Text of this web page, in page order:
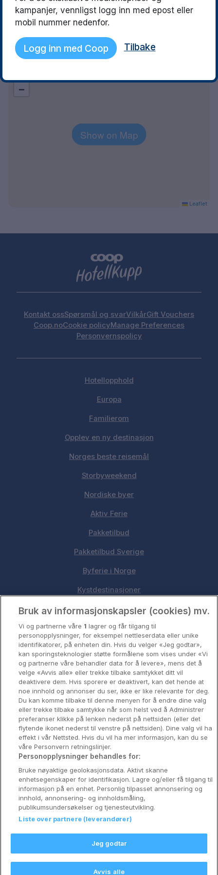
fans rum så efter
bekräftelse på
Explore the area
Show on Map
−
Leaflet
kampanjer, vennligst logg inn med epost eller
mobil nummer nedenfor.
Logg inn med Coop Tilbake
Kontakt ossSpørsmål og svarVilkårGift Vouchers
Coop.noCookie policyManage Preferences
Personvernspolicy
Hotellopphold
Europa
Familierom
Opplev en ny destinasjon
Norges beste reisemål
Storbyweekend
Nordiske byer
Aktiv Ferie
Pakketilbud
Pakketilbud Sverige
Byferie i Norge
Kystdestinasjoner
Oslo
Stavanger
Bergen
Utforsk Norden
Om Coop HotellKupp
Konkurranse
Koselig avbrekk
Velvære i var
Premiumhotell
Venninnetur
Reservasjonsspørsmål:
Hotellsupport:scandinavian@digibreaks.com
Bruk av informasjonskapsler (cookies) mv.
Vi og partnerne våre 1 lagrer og får tilgang til
personopplysninger, for eksempel nettleserdata eller unike
identifikatorer, på enheten din. Hvis du velger «Jeg godtar»,
kan sporingsteknologier støtte formålene som vises under «Vi
og partnerne våre behandler data for å levere», mens det å
velge «Avvis alle» eller trekke tilbake samtykket ditt vil
deaktivere dem. Hvis sporere er deaktivert, kan det hende at
noe innhold og annonser du ser, ikke er like relevante for deg.
Du kan komme tilbake til denne menyen for å endre dine valg
eller trekke tilbake samtykke når som helst ved å Administrer
preferanser klikke på lenken nederst på nettsiden (eller det
flytende ikonet nederst til venstre på nettsiden). Dine valg vil ha
effekt i vår Nettsted. Hvis du vil ha mer informasjon, kan du se
våre Personvern retningslinjer.
Personopplysninger behandles for:
Bruke nøyaktige geolokasjonsdata. Aktivt skanne
enhetsegenskaper for identifikasjon. Lagre og/eller få tilgang til
informasjon på en enhet. Personlig tilpasset annonsering og
innhold, annonsering- og innholdsmåling,
publikumsundersøkelser og tjenesteutvikling.
Liste over partnere (leverandører)
Jeg godtar
Avvis alle